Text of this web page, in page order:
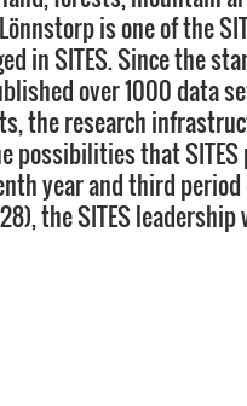
is one of the
in SITES. Since the
over 1000 data
the research
possibilities that
year and third
the SITES